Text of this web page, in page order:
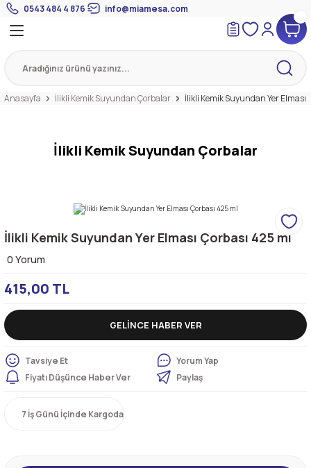
0543 484 4 876 info@miamesa.com
Anasayfa İlikli Kemik Suyundan Çorbalar İlikli Kemik Suyundan Yer Elması
İlikli Kemik Suyundan Çorbalar
İlikli Kemik Suyundan Yer Elması Çorbası 425 ml
0 Yorum
415,00 TL
GELİNCE HABER VER
Tavsiye Et
Yorum Yap
Fiyatı Düşünce Haber Ver
Paylaş
7 İş Günü İçinde Kargoda